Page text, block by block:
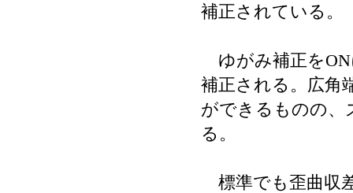
補正されている。
ゆがみ補正をON
補正される。広角
ができるものの、
る。
標準でも歪曲収